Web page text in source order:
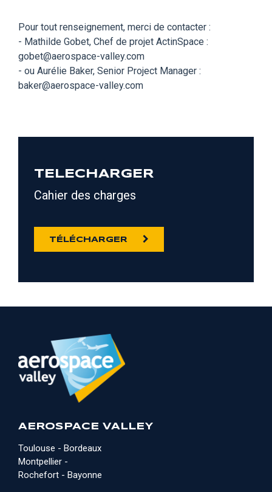
Pour tout renseignement, merci de contacter :
- Mathilde Gobet, Chef de projet ActinSpace :
gobet@aerospace-valley.com
- ou Aurélie Baker, Senior Project Manager :
baker@aerospace-valley.com
TELECHARGER
Cahier des charges
TÉLÉCHARGER
AEROSPACE VALLEY
Toulouse - Bordeaux
Montpellier -
Rochefort - Bayonne